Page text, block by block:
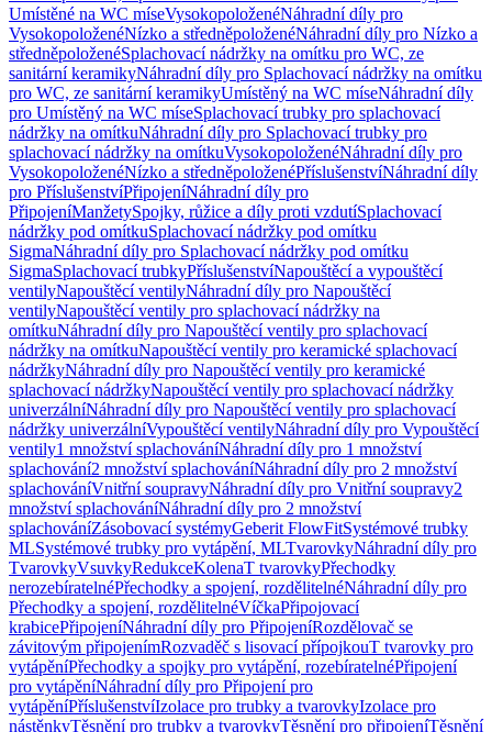
Umístěné na WC míseVysokopoloženéNáhradní díly pro
VysokopoloženéNízko a středněpoloženéNáhradní díly pro Nízko a
středněpoloženéSplachovací nádržky na omítku pro WC, ze
sanitární keramikyNáhradní díly pro Splachovací nádržky na omítku
pro WC, ze sanitární keramikyUmístěný na WC míseNáhradní díly
pro Umístěný na WC míseSplachovací trubky pro splachovací
nádržky na omítkuNáhradní díly pro Splachovací trubky pro
splachovací nádržky na omítkuVysokopoloženéNáhradní díly pro
VysokopoloženéNízko a středněpoloženéPříslušenstvíNáhradní díly
pro PříslušenstvíPřipojeníNáhradní díly pro
PřipojeníManžetySpojky, růžice a díly proti vzdutíSplachovací
nádržky pod omítkuSplachovací nádržky pod omítku
SigmaNáhradní díly pro Splachovací nádržky pod omítku
SigmaSplachovací trubkyPříslušenstvíNapouštěcí a vypouštěcí
ventilyNapouštěcí ventilyNáhradní díly pro Napouštěcí
ventilyNapouštěcí ventily pro splachovací nádržky na
omítkuNáhradní díly pro Napouštěcí ventily pro splachovací
nádržky na omítkuNapouštěcí ventily pro keramické splachovací
nádržkyNáhradní díly pro Napouštěcí ventily pro keramické
splachovací nádržkyNapouštěcí ventily pro splachovací nádržky
univerzálníNáhradní díly pro Napouštěcí ventily pro splachovací
nádržky univerzálníVypouštěcí ventilyNáhradní díly pro Vypouštěcí
ventily1 množství splachováníNáhradní díly pro 1 množství
splachování2 množství splachováníNáhradní díly pro 2 množství
splachováníVnitřní soupravyNáhradní díly pro Vnitřní soupravy2
množství splachováníNáhradní díly pro 2 množství
splachováníZásobovací systémyGeberit FlowFitSystémové trubky
MLSystémové trubky pro vytápění, MLTvarovkyNáhradní díly pro
TvarovkyVsuvkyRedukceKolenaT tvarovkyPřechodky
nerozebíratelnéPřechodky a spojení, rozdělitelnéNáhradní díly pro
Přechodky a spojení, rozdělitelnéVíčkaPřipojovací
krabicePřipojeníNáhradní díly pro PřipojeníRozdělovač se
závitovým připojenímRozvaděč s lisovací přípojkouT tvarovky pro
vytápěníPřechodky a spojky pro vytápění, rozebíratelnéPřipojení
pro vytápěníNáhradní díly pro Připojení pro
vytápěníPříslušenstvíIzolace pro trubky a tvarovkyIzolace pro
nástěnkyTěsnění pro trubky a tvarovkyTěsnění pro připojeníTěsnění